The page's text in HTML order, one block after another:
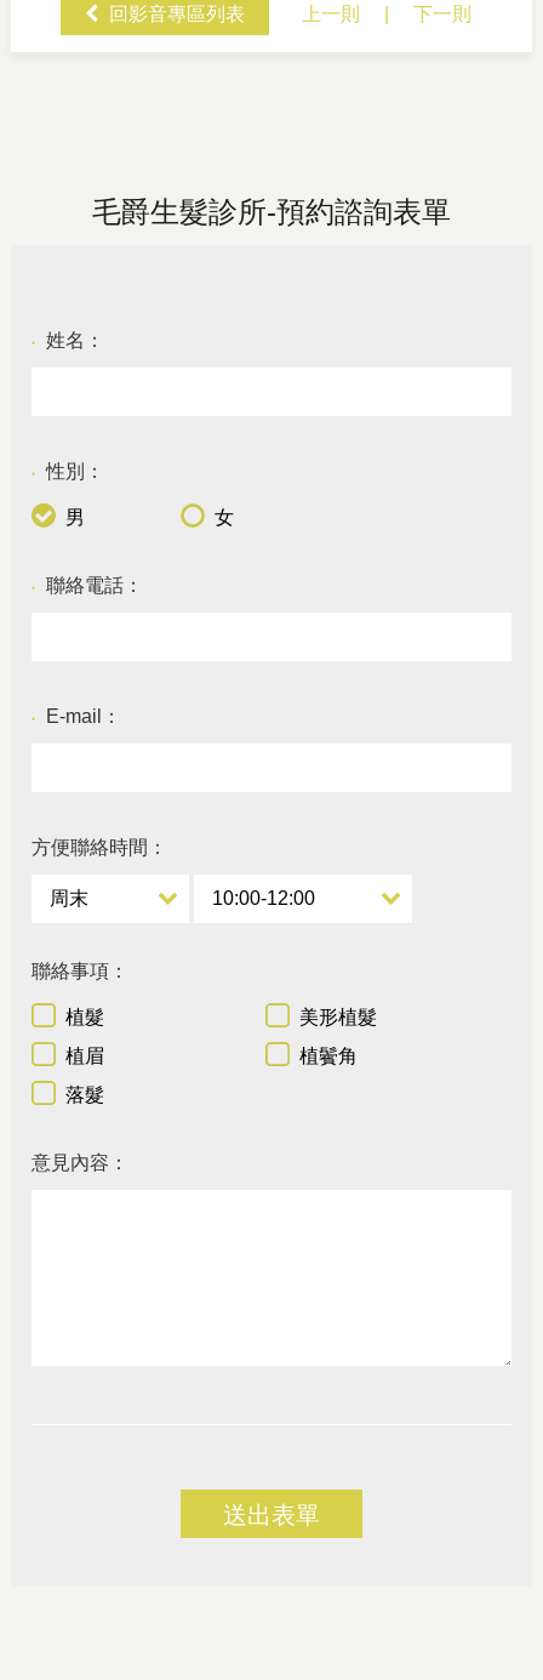
回影音專區列表 上一則 |下一則
毛爵生髮診所-預約諮詢表單
● 姓名：
● 性別：
男 女
● 聯絡電話：
● E-mail：
方便聯絡時間：
聯絡事項：
植髮
美形植髮
植眉
植鬢角
落髮
意見內容：
送出表單